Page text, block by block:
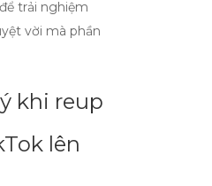
trải nghiệm
vời mà phần
khi reup
lên